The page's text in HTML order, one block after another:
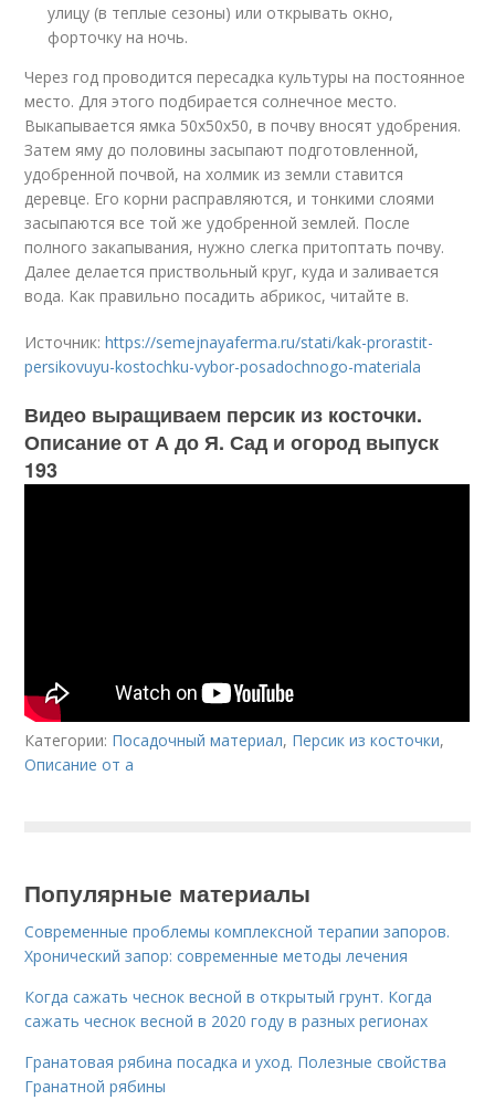
улицу (в теплые сезоны) или открывать окно,
форточку на ночь.
Через год проводится пересадка культуры на постоянное
место. Для этого подбирается солнечное место.
Выкапывается ямка 50х50х50, в почву вносят удобрения.
Затем яму до половины засыпают подготовленной,
удобренной почвой, на холмик из земли ставится
деревце. Его корни расправляются, и тонкими слоями
засыпаются все той же удобренной землей. После
полного закапывания, нужно слегка притоптать почву.
Далее делается приствольный круг, куда и заливается
вода. Как правильно посадить абрикос, читайте в.
Источник:https://semejnayaferma.ru/stati/kak-prorastit-
persikovuyu-kostochku-vybor-posadochnogo-materiala
Видео выращиваем персик из косточки.
Описание от А до Я. Сад и огород выпуск
193
Категории: Посадочный материал, Персик из косточки,
Описание от а
Популярные материалы
Современные проблемы комплексной терапии запоров.
Хронический запор: современные методы лечения
Когда сажать чеснок весной в открытый грунт. Когда
сажать чеснок весной в 2020 году в разных регионах
Гранатовая рябина посадка и уход. Полезные свойства
Гранатной рябины